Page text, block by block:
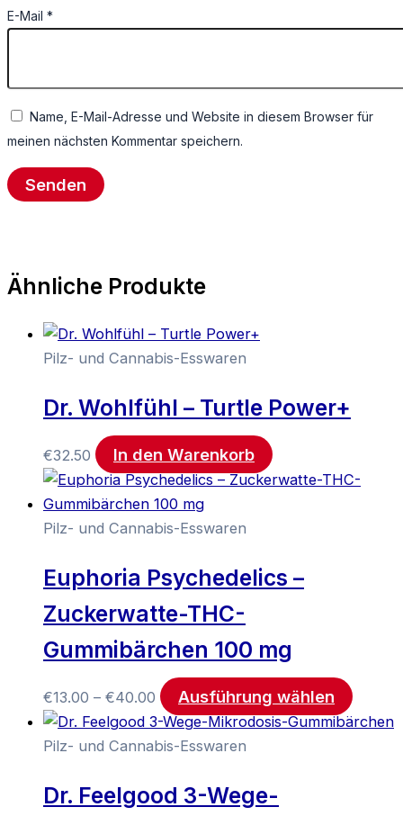
E-Mail *
Name, E-Mail-Adresse und Website in diesem Browser für
meinen nächsten Kommentar speichern.
Ähnliche Produkte
Pilz- und Cannabis-Esswaren
Dr. Wohlfühl – Turtle Power+
€32.50 In den Warenkorb
Pilz- und Cannabis-Esswaren
Euphoria Psychedelics –
Zuckerwatte-THC-
Gummibärchen 100 mg
€13.00 – €40.00 Ausführung wählen
Pilz- und Cannabis-Esswaren
Dr. Feelgood 3-Wege-